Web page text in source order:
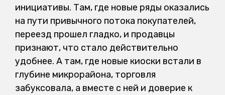
инициативы. Там, где новые ряды оказались
на пути привычного потока покупателей,
переезд прошел гладко, и продавцы
признают, что стало действительно
удобнее. А там, где новые киоски встали в
глубине микрорайона, торговля
забуксовала, а вместе с ней и доверие к